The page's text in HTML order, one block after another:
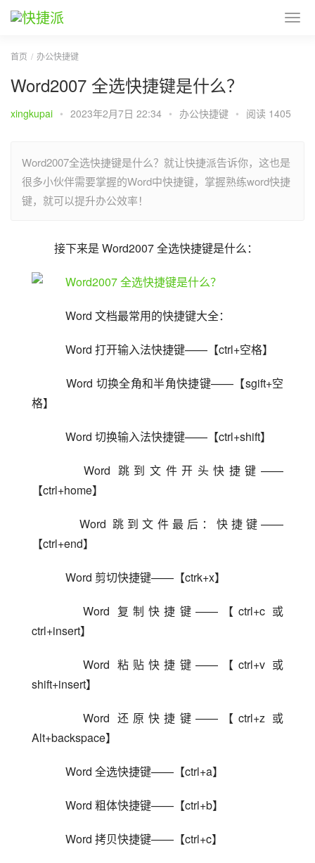
首页 办公快捷键
Word2007 全选快捷键是什么？
xingkupai • 2023年2月7日 22:34 • 办公快捷键 • 阅读 1405
Word2007全选快捷键是什么？就让快捷派告诉你，这也是
很多小伙伴需要掌握的Word中快捷键，掌握熟练word快捷
键，就可以提升办公效率！
接下来是 Word2007 全选快捷键是什么：
    Word 文档最常用的快捷键大全：
    Word 打开输入法快捷键——【ctrl+空格】
    Word 切换全角和半角快捷键——【sgift+空
格】
    Word 切换输入法快捷键——【ctrl+shift】
    Word 跳到文件开头快捷键——
【ctrl+home】
    Word 跳到文件最后：快捷键——
【ctrl+end】
    Word 剪切快捷键——【ctrk+x】
    Word 复制快捷键——【ctrl+c 或
ctrl+insert】
    Word 粘贴快捷键——【ctrl+v 或
shift+insert】
    Word 还原快捷键——【ctrl+z 或
Alt+backspace】
    Word 全选快捷键——【ctrl+a】
    Word 粗体快捷键——【ctrl+b】
    Word 拷贝快捷键——【ctrl+c】